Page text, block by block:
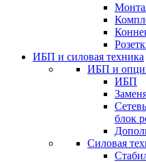
ИБП и силовая техника
ИБП и
ИБП
блок
Силовая